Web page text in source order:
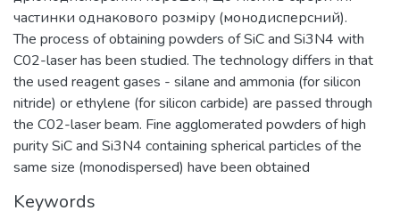
частинки однакового розміру (монодисперсний).
The process of obtaining powders of SiC and Si3N4 with
C02-laser has been studied. The technology differs in that
the used reagent gases - silane and ammonia (for silicon
nitride) or ethylene (for silicon carbide) are passed through
the C02-laser beam. Fine agglomerated powders of high
purity SiC and Si3N4 containing spherical particles of the
same size (monodispersed) have been obtained
Keywords